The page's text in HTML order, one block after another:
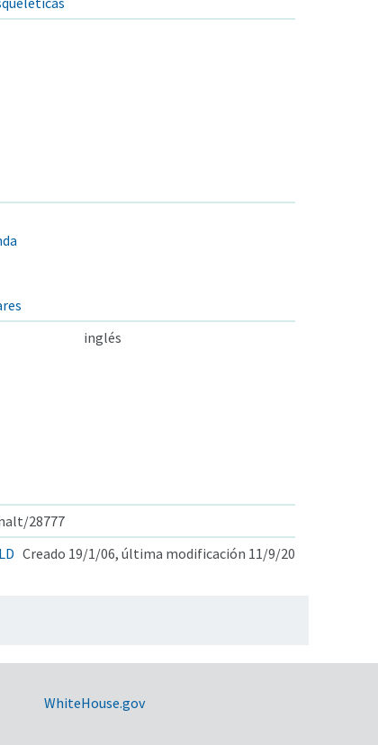
inglés
28777
Creado 19/1/06, última modificación 11/9/20
WhiteHouse.gov